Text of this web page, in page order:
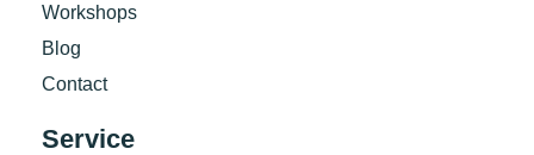
Workshops
Blog
Contact
Service